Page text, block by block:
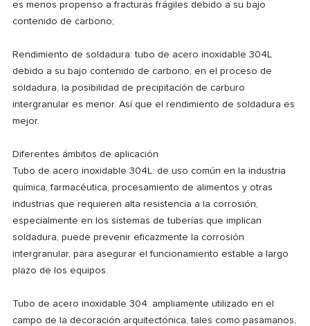
es menos propenso a fracturas frágiles debido a su bajo
contenido de carbono;
Rendimiento de soldadura: tubo de acero inoxidable 304L
debido a su bajo contenido de carbono, en el proceso de
soldadura, la posibilidad de precipitación de carburo
intergranular es menor. Así que el rendimiento de soldadura es
mejor.
Diferentes ámbitos de aplicación
Tubo de acero inoxidable 304L: de uso común en la industria
química, farmacéutica, procesamiento de alimentos y otras
industrias que requieren alta resistencia a la corrosión,
especialmente en los sistemas de tuberías que implican
soldadura, puede prevenir eficazmente la corrosión
intergranular, para asegurar el funcionamiento estable a largo
plazo de los equipos.
Tubo de acero inoxidable 304: ampliamente utilizado en el
campo de la decoración arquitectónica, tales como pasamanos,